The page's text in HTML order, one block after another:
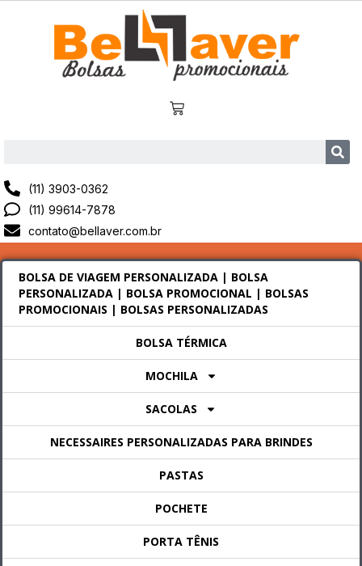
(11) 3903-0362
(11) 99614-7878
contato@bellaver.com.br
BOLSA DE VIAGEM PERSONALIZADA | BOLSA
PERSONALIZADA | BOLSA PROMOCIONAL | BOLSAS
PROMOCIONAIS | BOLSAS PERSONALIZADAS
BOLSA TÉRMICA
MOCHILA
SACOLAS
NECESSAIRES PERSONALIZADAS PARA BRINDES
PASTAS
POCHETE
PORTA TÊNIS